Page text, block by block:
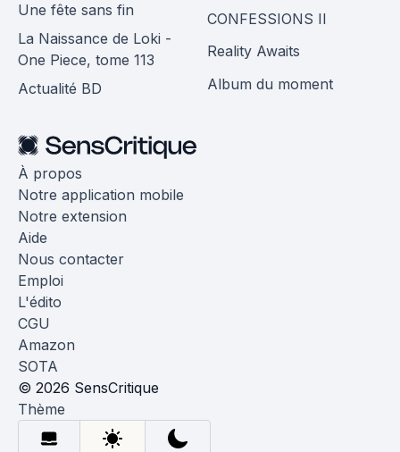
Une fête sans fin
La Naissance de Loki -
One Piece, tome 113
Actualité BD
CONFESSIONS II
Reality Awaits
Album du moment
À propos
Notre application mobile
Notre extension
Aide
Nous contacter
Emploi
L'édito
CGU
Amazon
SOTA
© 2026 SensCritique
Thème